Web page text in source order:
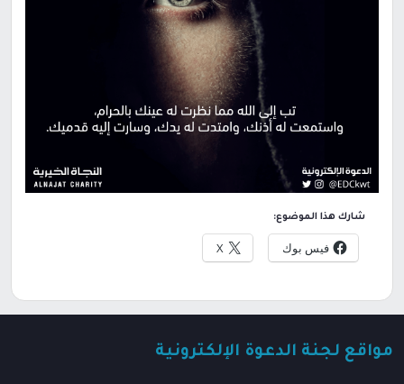
شارك هذا الموضوع:
فيس بوك X
مواقع لجنة الدعوة الإلكترونية